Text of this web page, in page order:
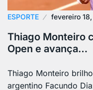
ESPORTE fevereiro
Thiago Monteiro
Open e avança…
Thiago Monteiro
argentino Facundo